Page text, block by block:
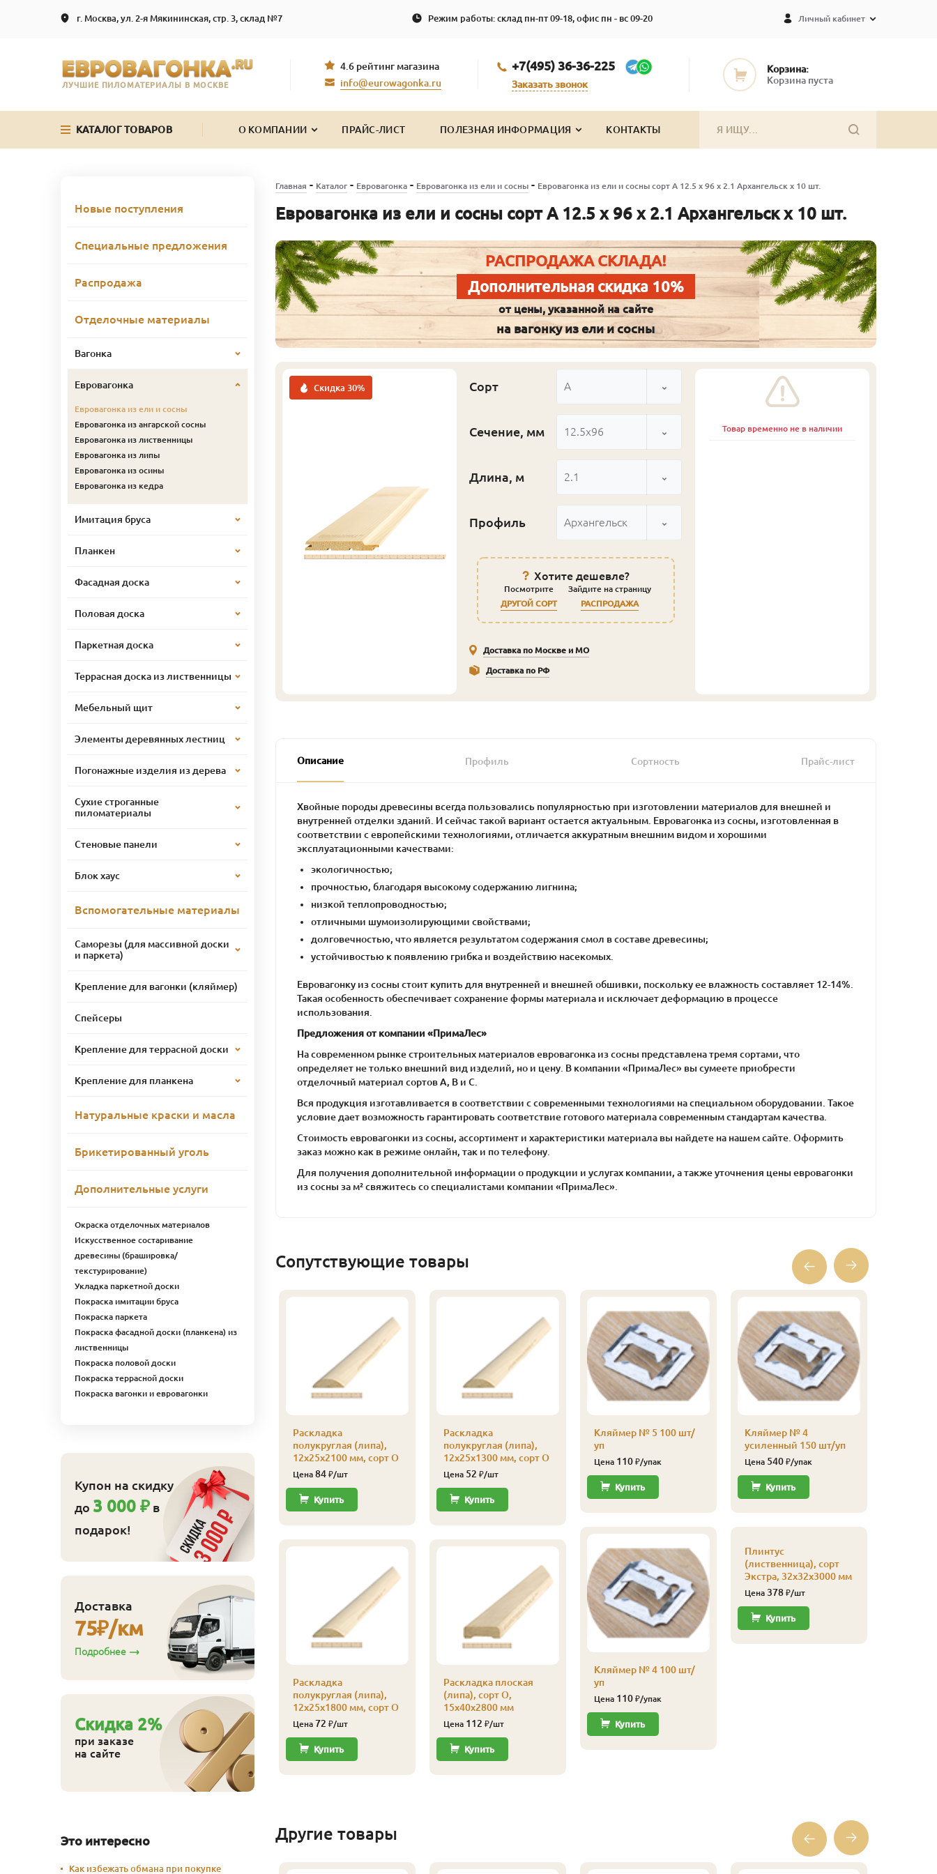
г. Москва, ул. 2-я Мякининская, стр. 3, склад №7 Режим работы: склад пн-пт 09-18, офис пн - вс 09-20 Личный кабинет
ЛУЧШИЕ ПИЛОМАТЕРИАЛЫ В МОСКВЕ
4.6 рейтинг магазина
info@eurowagonka.ru
+7(495) 36-36-225
Заказать звонок
Корзина:
Корзина пуста
КАТАЛОГ ТОВАРОВ О КОМПАНИИ ПРАЙС-ЛИСТ ПОЛЕЗНАЯ ИНФОРМАЦИЯ КОНТАКТЫ
Главная - Каталог- Евровагонка- Евровагонка из ели и сосны- Евровагонка из ели и сосны сорт А 12.5 x 96 x 2.1 Архангельск x 10 шт.
Евровагонка из ели и сосны сорт А 12.5 x 96 x 2.1 Архангельск x 10 шт.
РАСПРОДАЖА СКЛАДА!
Дополнительная скидка 10%
от цены, указанной на сайте
на вагонку из ели и сосны
Скидка 30% Сорт А
Сечение, мм 12.5x96
Длина, м 2.1
Профиль Архангельск
Хотите дешевле?
Посмотрите
ДРУГОЙ СОРТ
Зайдите на страницу
РАСПРОДАЖА
Доставка по Москве и МО
Доставка по РФ
Товар временно не в наличии
Описание Профиль Сортность Прайс-лист
Хвойные породы древесины всегда пользовались популярностью при изготовлении материалов для внешней и
внутренней отделки зданий. И сейчас такой вариант остается актуальным. Евровагонка из сосны, изготовленная в
соответствии с европейскими технологиями, отличается аккуратным внешним видом и хорошими
эксплуатационными качествами:
экологичностью;
прочностью, благодаря высокому содержанию лигнина;
низкой теплопроводностью;
отличными шумоизолирующими свойствами;
долговечностью, что является результатом содержания смол в составе древесины;
устойчивостью к появлению грибка и воздействию насекомых.
Евровагонку из сосны стоит купить для внутренней и внешней обшивки, поскольку ее влажность составляет 12-14%.
Такая особенность обеспечивает сохранение формы материала и исключает деформацию в процессе
использования.
Предложения от компании «ПримаЛес»
На современном рынке строительных материалов евровагонка из сосны представлена тремя сортами, что
определяет не только внешний вид изделий, но и цену. В компании «ПримаЛес» вы сумеете приобрести
отделочный материал сортов А, В и С.
Вся продукция изготавливается в соответствии с современными технологиями на специальном оборудовании. Такое
условие дает возможность гарантировать соответствие готового материала современным стандартам качества.
Стоимость евровагонки из сосны, ассортимент и характеристики материала вы найдете на нашем сайте. Оформить
заказ можно как в режиме онлайн, так и по телефону.
Для получения дополнительной информации о продукции и услугах компании, а также уточнения цены евровагонки
из сосны за м² свяжитесь со специалистами компании «ПримаЛес».
Сопутствующие товары
сорт
32х32х2500 мм
20х65х2500 мм
Цена439 ₽/шт
Купить
Раскладка
полукруглая (липа),
12х25х2100 мм, сорт О
Цена 84₽/шт
Купить
Раскладка
полукруглая (липа),
12х25х1800 мм, сорт О
Цена 72 ₽/шт
Купить
Раскладка
полукруглая (липа),
12х25х1300 мм, сорт О
Цена 52 ₽/шт
Купить
Раскладка плоская
(липа), сорт О,
15х40х2800 мм
Цена 112 ₽/шт
Купить
Кляймер № 5 100 шт/
уп
Цена 110₽/упак
Купить
Кляймер № 4 100 шт/
уп
Цена 110₽/упак
Купить
Кляймер № 4
усиленный 150 шт/уп
Цена 540₽/упак
Купить
Плинтус
(лиственница), сорт
Экстра, 32х32х3000 мм
Цена 378₽/шт
Купить
Другие товары
Новые поступления
Специальные предложения
Распродажа
Отделочные материалы
Вагонка
Евровагонка
Евровагонка из ели и сосны
Евровагонка из ангарской сосны
Евровагонка из лиственницы
Евровагонка из липы
Евровагонка из осины
Евровагонка из кедра
Имитация бруса
Планкен
Фасадная доска
Половая доска
Паркетная доска
Террасная доска из лиственницы
Мебельный щит
Элементы деревянных лестниц
Погонажные изделия из дерева
Сухие строганные
пиломатериалы
Стеновые панели
Блок хаус
Вспомогательные материалы
Саморезы (для массивной доски
и паркета)
Крепление для вагонки (кляймер)
Спейсеры
Крепление для террасной доски
Крепление для планкена
Натуральные краски и масла
Брикетированный уголь
Дополнительные услуги
Окраска отделочных материалов
Искусственное состаривание
древесины (брашировка/
текстурирование)
Укладка паркетной доски
Покраска имитации бруса
Покраска паркета
Покраска фасадной доски (планкена) из
лиственницы
Покраска половой доски
Покраска террасной доски
Покраска вагонки и евровагонки
Купон на скидку
до 3 000 ₽ в
подарок!
Доставка
75₽/км
Подробнее
Cкидка 2%
при заказе
на сайте
Это интересно
Как избежать обмана при покупке